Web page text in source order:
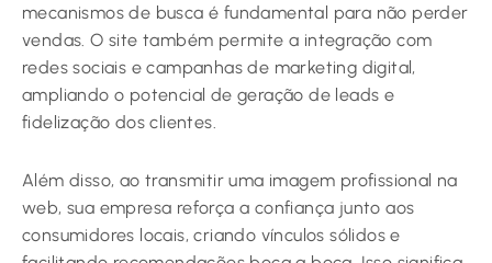
mecanismos de busca é fundamental para não perder
vendas. O site também permite a integração com
redes sociais e campanhas de marketing digital,
ampliando o potencial de geração de leads e
fidelização dos clientes.
Além disso, ao transmitir uma imagem profissional na
web, sua empresa reforça a confiança junto aos
consumidores locais, criando vínculos sólidos e